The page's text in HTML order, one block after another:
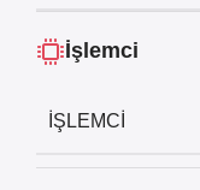
İşlemci
İŞLEMCI